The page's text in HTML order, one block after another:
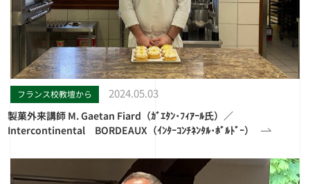
フランス校教壇から 2024.05.03
製菓外来講師 M. Gaetan Fiard（ｶﾞｴﾀﾝ･ﾌｨｱｰﾙ氏）／
Intercontinental BORDEAUX（ｲﾝﾀｰｺﾝﾁﾈﾝﾀﾙ･ﾎﾞﾙﾄﾞｰ）